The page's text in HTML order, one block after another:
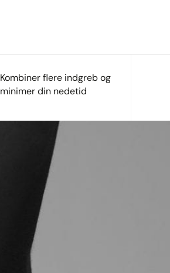
Kombiner flere indgreb og
minimer din nedetid